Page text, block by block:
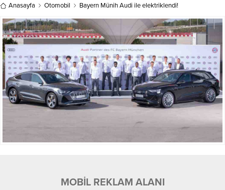
Anasayfa Otomobil Bayern Münih Audi ile elektriklendi!
MOBİL REKLAM ALANI